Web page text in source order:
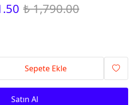
₺ 1,790.00
Sepete Ekle
Satın Al